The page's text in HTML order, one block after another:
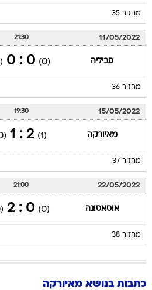
מחזור 35
11/05/2022
21:30
סביליה (0)
0 : 0
(0)
מחזור 36
15/05/2022
19:30
מאיורקה (1)
2 : 1
(0)
מחזור 37
22/05/2022
21:00
אוסאסונה (0)
0 : 2
(0)
מחזור 38
כתבות בנושא מאיורקה